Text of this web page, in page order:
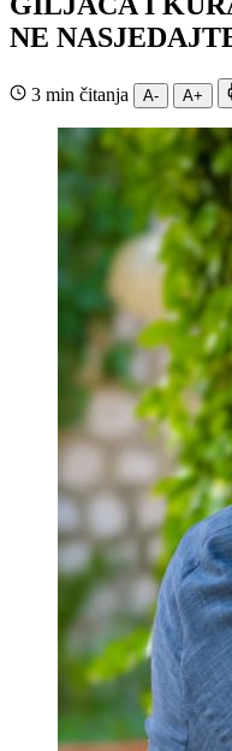
NE
3 min čitanja A- A+